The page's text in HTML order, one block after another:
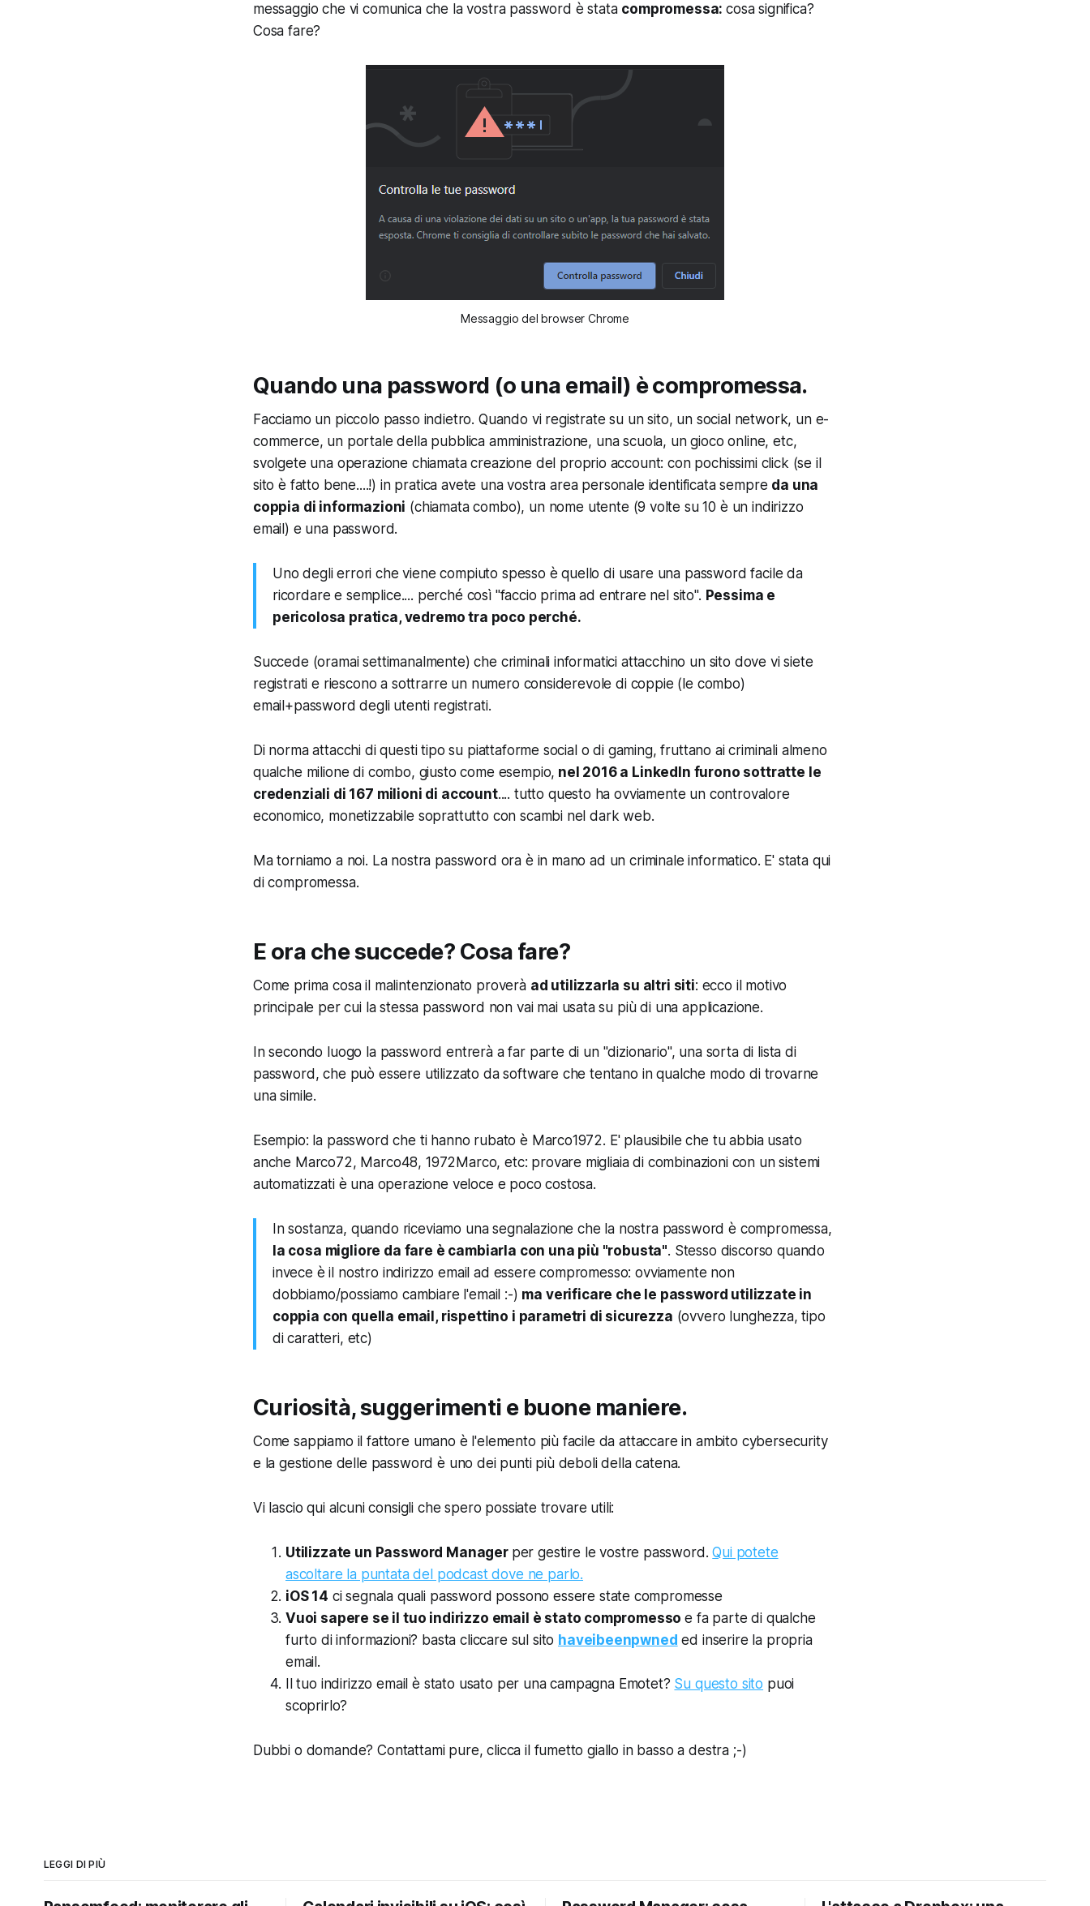
messaggio che vi comunica che la vostra password è stata compromessa:cosa significa?
Cosa fare?
Messaggio del browser Chrome
Quando una password (o una email) è compromessa.
Facciamo un piccolo passo indietro. Quando vi registrate su un sito, un social network, un e-
commerce, un portale della pubblica amministrazione, una scuola, un gioco online, etc,
svolgete una operazione chiamatacreazione del proprio account: con pochissimi click (se il
sito è fatto bene....!) in pratica avete una vostra area personale identificata sempre da una
coppia di informazioni (chiamatacombo), un nome utente (9 volte su 10 è un indirizzo
email) e una password.
Uno degli errori che viene compiuto spesso è quello di usare una password facile da
ricordare e semplice.... perché così "faccio prima ad entrare nel sito". Pessima e
pericolosa pratica, vedremo tra poco perché.
Succede (oramai settimanalmente) che criminali informatici attacchino un sito dove vi siete
registrati e riescono a sottrarre un numero considerevole di coppie (le combo)
email+password degli utenti registrati.
Di norma attacchi di questi tipo su piattaforme social o di gaming, fruttano ai criminali almeno
qualche milione di combo, giusto come esempio, nel 2016 a LinkedIn furono sottratte le
credenziali di 167 milioni di account.... tutto questo ha ovviamente un controvalore
economico, monetizzabile soprattutto con scambi nel dark web.
Ma torniamo a noi. La nostra password ora è in mano ad un criminale informatico. E' stata qui
di compromessa.
E ora che succede? Cosa fare?
Come prima cosa il malintenzionato proverà ad utilizzarla su altri siti: ecco il motivo
principale per cui la stessa password non vai mai usata su più di una applicazione.
In secondo luogo la password entrerà a far parte di un "dizionario", una sorta di lista di
password, che può essere utilizzato da software che tentano in qualche modo di trovarne
una simile.
Esempio: la password che ti hanno rubato è Marco1972. E' plausibile che tu abbia usato
anche Marco72, Marco48, 1972Marco, etc: provare migliaia di combinazioni con un sistemi
automatizzati è una operazione veloce e poco costosa.
In sostanza, quando riceviamo una segnalazione che la nostra password è compromessa,
la cosa migliore da fare è cambiarla con una più "robusta". Stesso discorso quando
invece è il nostro indirizzo email ad essere compromesso: ovviamente non
dobbiamo/possiamo cambiare l'email :-) ma verificare che le password utilizzate in
coppia con quella email, rispettino i parametri di sicurezza (ovvero lunghezza, tipo
di caratteri, etc)
Curiosità, suggerimenti e buone maniere.
Come sappiamo il fattore umano è l'elemento più facile da attaccare in ambito cybersecurity
e la gestione delle password è uno dei punti più deboli della catena.
Vi lascio qui alcuni consigli che spero possiate trovare utili:
Utilizzate un Password Manager per gestire le vostre password.Qui potete
ascoltare la puntata del podcast dove ne parlo.
iOS 14 ci segnala quali password possono essere state compromesse
Vuoi sapere se il tuo indirizzo email è stato compromessoe fa parte di qualche
furto di informazioni? basta cliccare sul sito haveibeenpwned ed inserire la propria
email.
Il tuo indirizzo email è stato usato per una campagna Emotet? Su questo sito puoi
scoprirlo?
Dubbi o domande? Contattami pure, clicca il fumetto giallo in basso a destra ;-)
LEGGI DI PIÙ